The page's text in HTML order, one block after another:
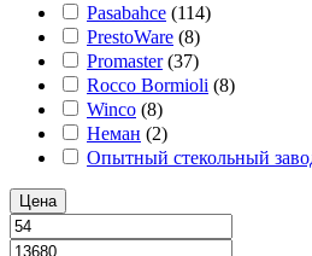
Pasabahce (114)
PrestoWare (8)
Promaster (37)
Rocco Bormioli (8)
Winco (8)
Неман (2)
Опытный стекольный
Цена